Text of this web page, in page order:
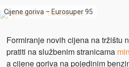
Cijene goriva – Eurosuper 95
Formiranje novih cijena na tržištu
pratiti na službenim stranicama
a cijene goriva na pojedinim